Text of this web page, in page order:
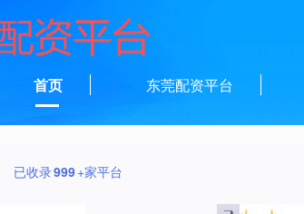
首页 东莞配资平台
已收录999+家平台